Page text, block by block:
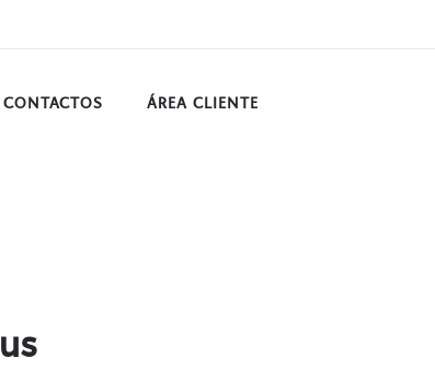
CONTACTOS ÁREA CLIENTE